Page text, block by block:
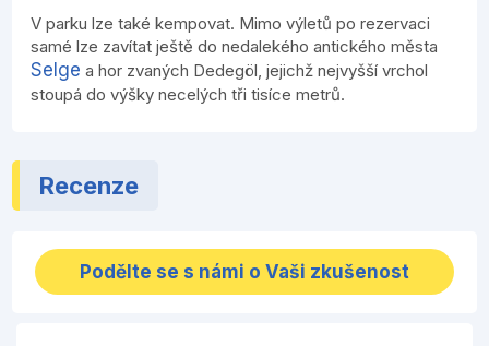
V parku lze také kempovat. Mimo výletů po rezervaci
samé lze zavítat ještě do nedalekého antického města
Selge a hor zvaných Dedegöl, jejichž nejvyšší vrchol
stoupá do výšky necelých tři tisíce metrů.
Recenze
Podělte se s námi o Vaši zkušenost